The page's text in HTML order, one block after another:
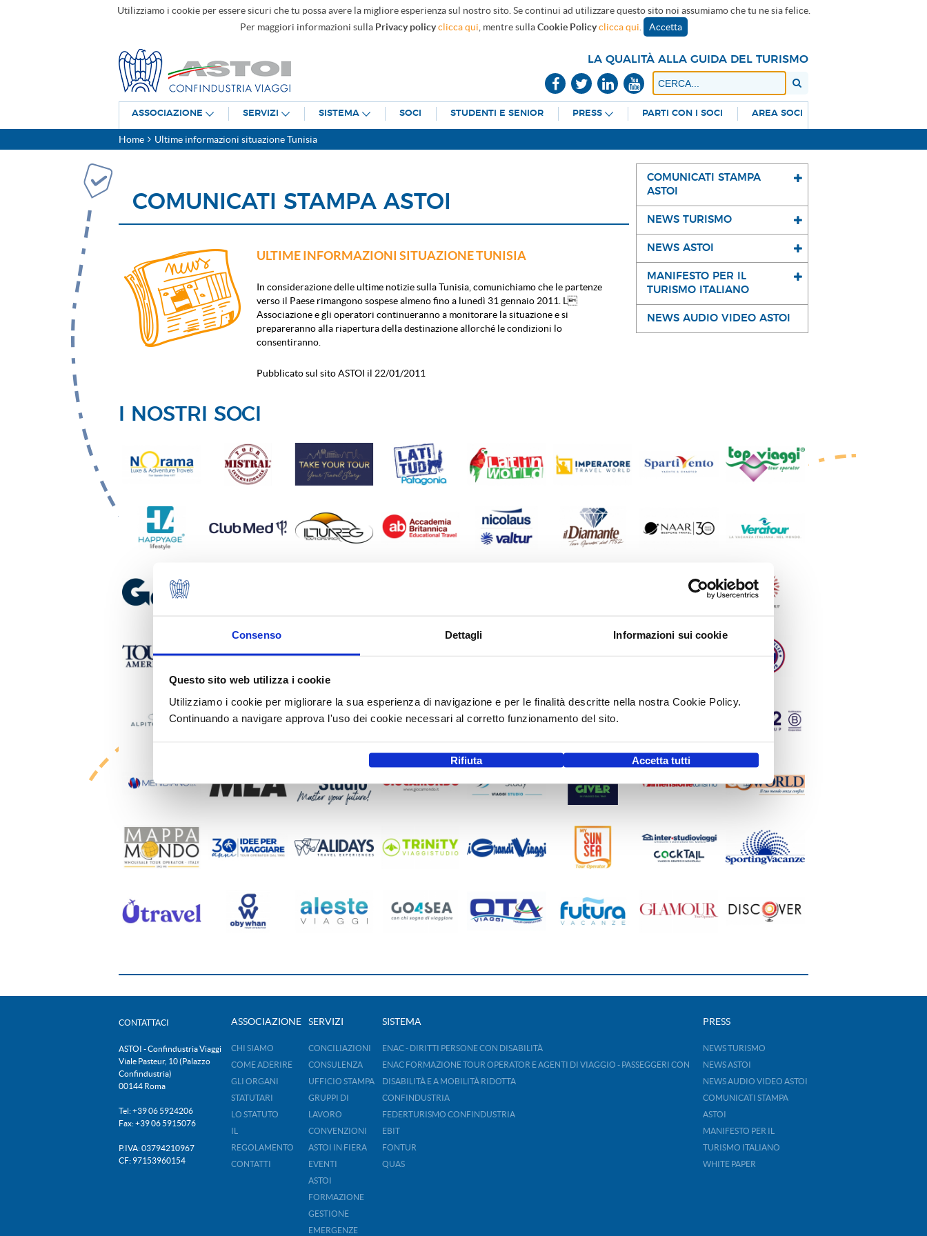
Consenso Dettagli Informazioni sui cookie
Questo sito web utilizza i cookie
Utilizziamo i cookie per migliorare la sua esperienza di navigazione e per le finalità descritte nella nostra Cookie Policy.
Continuando a navigare approva l'uso dei cookie necessari al corretto funzionamento del sito.
Rifiuta Accetta tutti
Utilizziamo i cookie per essere sicuri che tu possa avere la migliore esperienza sul nostro sito. Se continui ad utilizzare questo sito noi assumiamo che tu ne sia felice.
Per maggiori informazioni sulla Privacy policy clicca qui , mentre sullaCookie Policy clicca qui Accetta
LA QUALITÀ ALLA GUIDA DEL TURISMO
ASSOCIAZIONE SERVIZI SISTEMA SOCI STUDENTI E SENIOR PRESS PARTI CON I SOCI AREA SOCI
Home Ultime informazioni situazione Tunisia
COMUNICATI STAMPA ASTOI
ULTIME INFORMAZIONI SITUAZIONE TUNISIA
In considerazione delle ultime notizie sulla Tunisia, comunichiamo che le partenze
verso il Paese rimangono sospese almeno fino a lunedì 31 gennaio 2011. L
Associazione e gli operatori continueranno a monitorare la situazione e si
prepareranno alla riapertura della destinazione allorché le condizioni lo
consentiranno.
Pubblicato sul sito ASTOI il 22/01/2011
COMUNICATI STAMPA
ASTOI
NEWS TURISMO
NEWS ASTOI
MANIFESTO PER IL
TURISMO ITALIANO
NEWS AUDIO VIDEO ASTOI
I NOSTRI SOCI
CONTATTACI
ASTOI - Confindustria Viaggi
Viale Pasteur, 10 (Palazzo
Confindustria)
00144 Roma
Tel: +39 06 5924206
Fax: +39 06 5915076
P.IVA: 03794210967
CF: 97153960154
ASSOCIAZIONE
CHI SIAMO
COME ADERIRE
GLI ORGANI
STATUTARI
LO STATUTO
REGOLAMENTO
CONTATTI
SERVIZI
CONCILIAZIONI
CONSULENZA
UFFICIO STAMPA
GRUPPI DI
LAVORO
CONVENZIONI
ASTOI IN FIERA
EVENTI
ASTOI
FORMAZIONE
GESTIONE
EMERGENZE
SISTEMA
ENAC - DIRITTI PERSONE CON DISABILITÀ
ENAC FORMAZIONE TOUR OPERATOR E AGENTI DI VIAGGIO - PASSEGGERI CON
DISABILITÀ E A MOBILITÀ RIDOTTA
CONFINDUSTRIA
FEDERTURISMO CONFINDUSTRIA
EBIT
FONTUR
QUAS
PRESS
NEWS TURISMO
NEWS ASTOI
NEWS AUDIO VIDEO ASTOI
COMUNICATI STAMPA
ASTOI
MANIFESTO PER IL
TURISMO ITALIANO
WHITE PAPER